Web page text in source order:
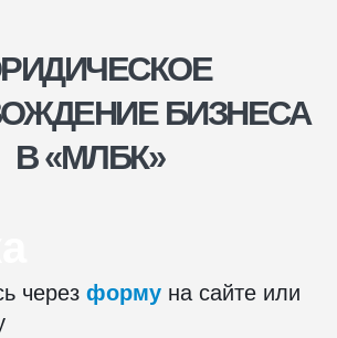
БИЗНЕСА
В «МЛБК»
через форму на сайте или